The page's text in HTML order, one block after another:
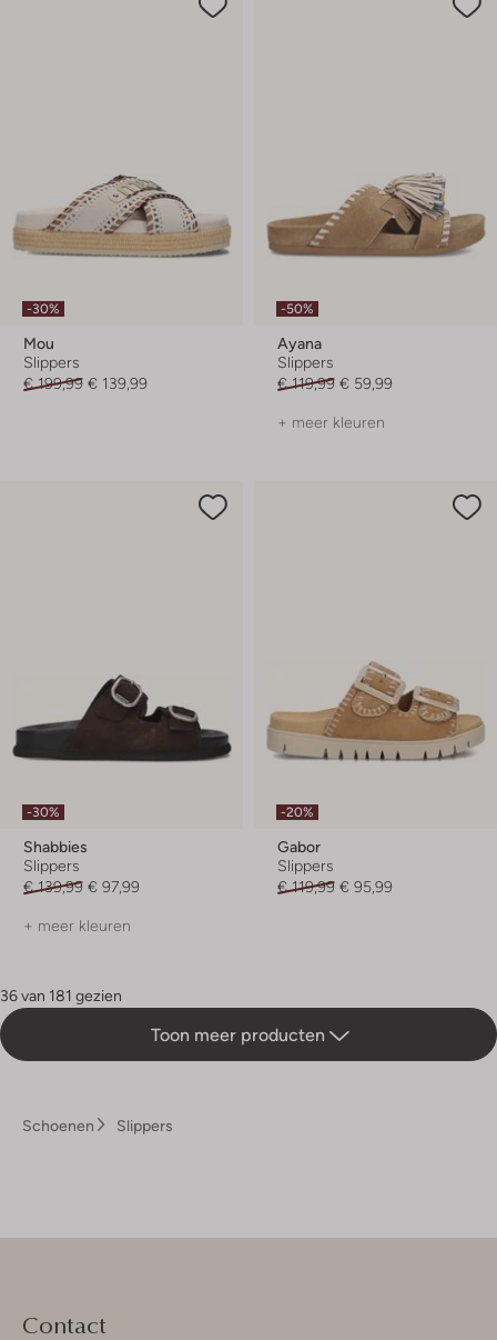
-30%
Mou
Slippers
€ 199,99 € 139,99
-50%
Ayana
Slippers
€ 119,99 € 59,99
+ meer kleuren
-30%
Shabbies
Slippers
€ 139,99 € 97,99
+ meer kleuren
-20%
Gabor
Slippers
€ 119,99 € 95,99
36 van 181 gezien
Toon meer producten
Schoenen Slippers
Contact